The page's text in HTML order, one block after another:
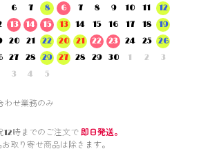
6 7
8
13 14
15
20 21
22
27 28
29
3 4 5
6
7 8 9 10 11
12
13
14 15 16 17 18
19
20
21 22 23 24 25
26
27
28 29 30 1 2 3
わせ業務のみ
12時までのご注文で 即日発送。
取り寄せ商品は除きます。